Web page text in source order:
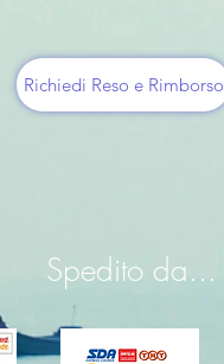
Richiedi Reso e Rimborso
Spedito da...